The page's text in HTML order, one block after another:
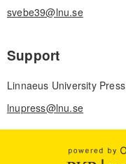
svebe39@lnu.se
Support
Linnaeus University Press
lnupress@lnu.se